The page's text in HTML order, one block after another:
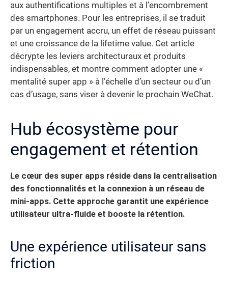
aux authentifications multiples et à l’encombrement
des smartphones. Pour les entreprises, il se traduit
par un engagement accru, un effet de réseau puissant
et une croissance de la lifetime value. Cet article
décrypte les leviers architecturaux et produits
indispensables, et montre comment adopter une «
mentalité super app » à l’échelle d’un secteur ou d’un
cas d’usage, sans viser à devenir le prochain WeChat.
Hub écosystème pour
engagement et rétention
Le cœur des super apps réside dans la centralisation
des fonctionnalités et la connexion à un réseau de
mini-apps. Cette approche garantit une expérience
utilisateur ultra-fluide et booste la rétention.
Une expérience utilisateur sans
friction